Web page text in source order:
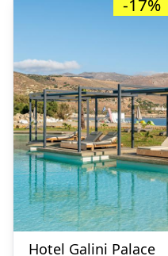
Hotel Galini Palace